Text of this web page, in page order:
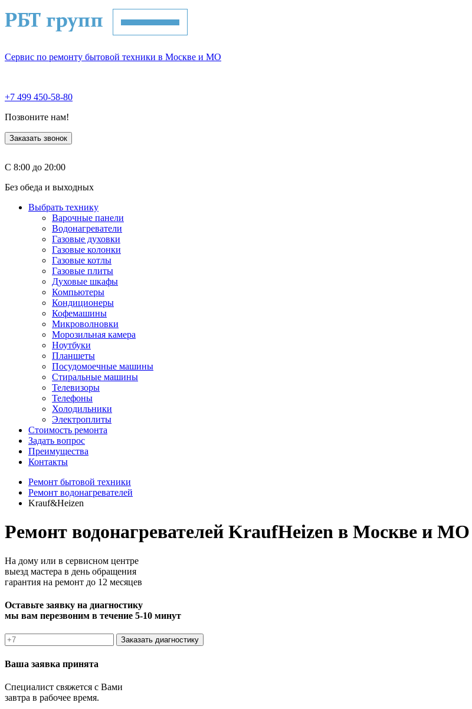
Сервис по ремонту бытовой техники в Москве и МО
+7 499 450-58-80
Позвоните нам!
Заказать звонок
С 8:00 до 20:00
Без обеда и выходных
Выбрать технику
Варочные панели
Водонагреватели
Газовые духовки
Газовые колонки
Газовые котлы
Газовые плиты
Духовые шкафы
Компьютеры
Кондиционеры
Кофемашины
Микроволновки
Морозильная камера
Ноутбуки
Планшеты
Посудомоечные машины
Стиральные машины
Телевизоры
Телефоны
Холодильники
Электроплиты
Стоимость ремонта
Задать вопрос
Преимущества
Контакты
Ремонт бытовой техники
Ремонт водонагревателей
Krauf&Heizen
Ремонт водонагревателей KraufHeizen в Москве и МО
На дому или в сервисном центре
выезд мастера в день обращения
гарантия на ремонт до 12 месяцев
Оставьте заявку на диагностику
мы вам перезвоним в течение 5-10 минут
Заказать диагностику
Ваша заявка принята
Специалист свяжется с Вами
завтра в рабочее время.